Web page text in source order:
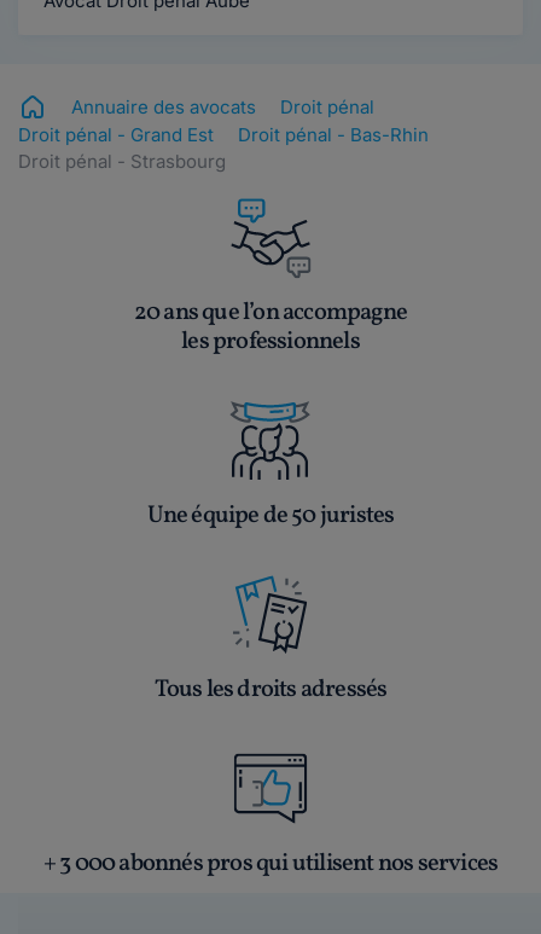
Annuaire des avocats
Droit pénal
Droit pénal - Grand Est
Droit pénal - Bas-Rhin
Droit pénal - Strasbourg
20 ans que l’on accompagne
les professionnels
Une équipe de 50 juristes
Tous les droits adressés
+ 3 000 abonnés pros qui utilisent nos services